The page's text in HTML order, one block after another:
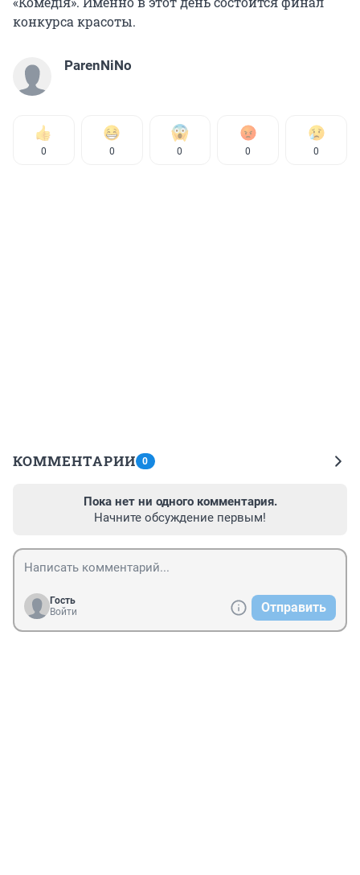
конкурса красоты.
ParenNiNo
0 0 0 0 0
КОММЕНТАРИИ 0
Пока нет ни одного комментария.
Начните обсуждение первым!
Гость
Войти
Отправить